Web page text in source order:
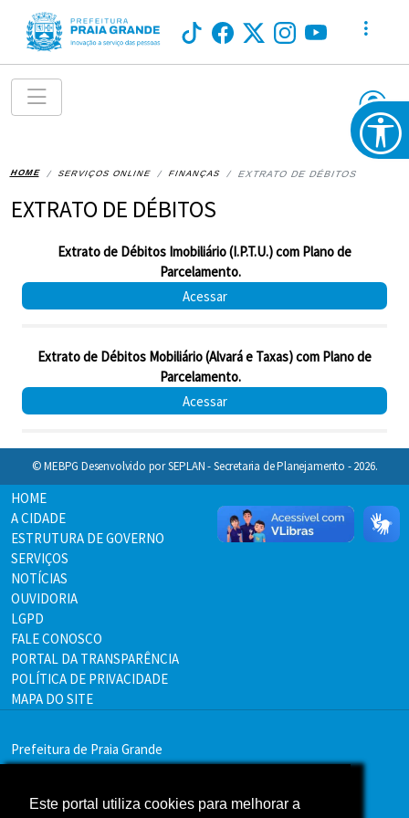
Este portal utiliza cookies para melhorar a
HOME SERVIÇOS ONLINE FINANÇAS EXTRATO DE DÉBITOS
EXTRATO DE DÉBITOS
Extrato de Débitos Imobiliário (I.P.T.U.) com Plano de
Parcelamento.
Acessar
Extrato de Débitos Mobiliário (Alvará e Taxas) com Plano de
Parcelamento.
Acessar
© MEBPG Desenvolvido por SEPLAN - Secretaria de Planejamento - 2026.
HOME
A CIDADE
ESTRUTURA DE GOVERNO
SERVIÇOS
NOTÍCIAS
OUVIDORIA
LGPD
FALE CONOSCO
PORTAL DA TRANSPARÊNCIA
POLÍTICA DE PRIVACIDADE
MAPA DO SITE
Prefeitura de Praia Grande
Av. Pres. Kennedy, 9000 - Mirim, Praia Grande - SP